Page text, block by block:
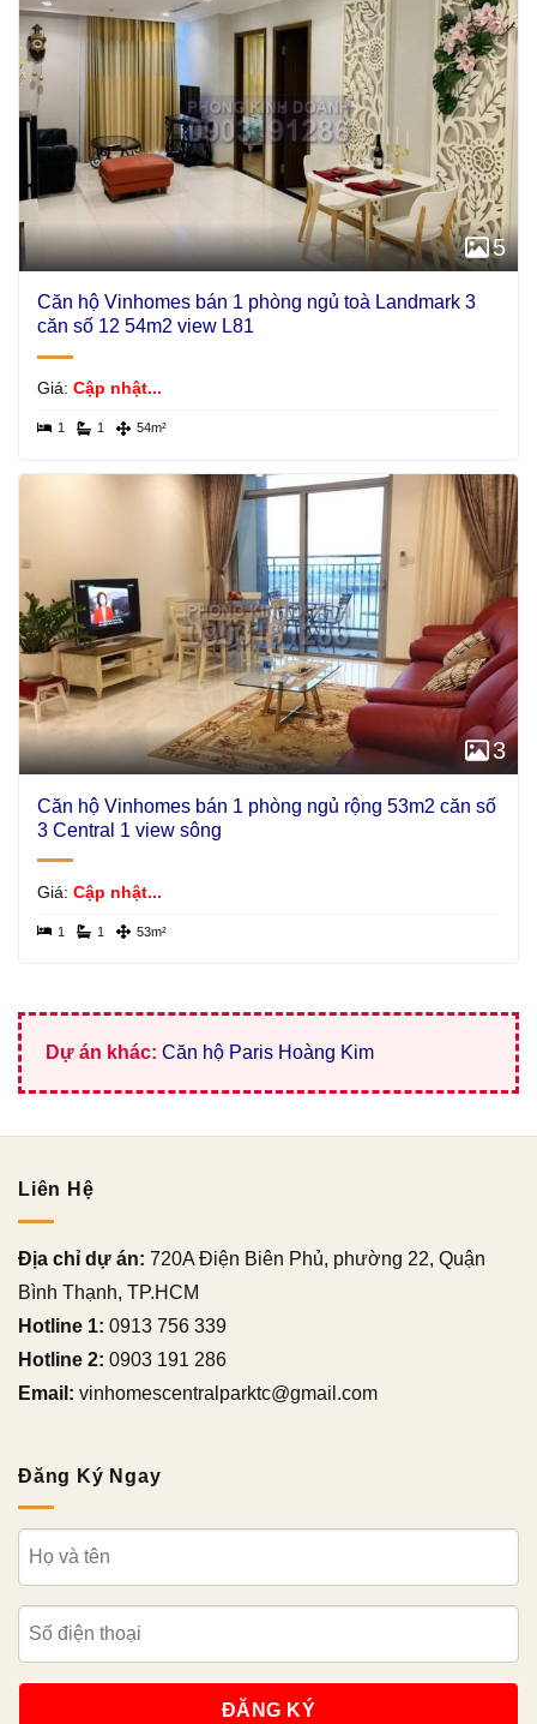
5
Căn hộ Vinhomes bán 1 phòng ngủ toà Landmark 3
căn số 12 54m2 view L81
Giá: Cập nhật...
1 1 54m²
3
Căn hộ Vinhomes bán 1 phòng ngủ rộng 53m2 căn số
3 Central 1 view sông
Giá: Cập nhật...
1 1 53m²
Dự án khác: Căn hộ Paris Hoàng Kim
Liên Hệ
Địa chỉ dự án: 720A Điện Biên Phủ, phường 22, Quận
Bình Thạnh, TP.HCM
Hotline 1: 0913 756 339
Hotline 2: 0903 191 286
Email: vinhomescentralparktc@gmail.com
Đăng Ký Ngay